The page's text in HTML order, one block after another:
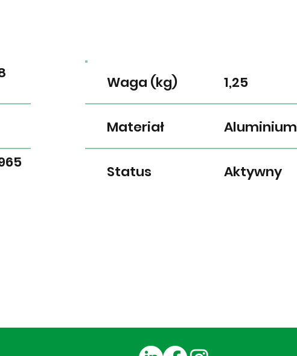
Waga (kg)
Materiał
Status
1,25
Aluminium
Aktywny